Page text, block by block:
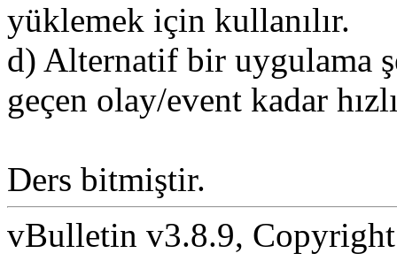
yüklemek için kullanılır.
d) Alternatif bir uygulama
geçen olay/event kadar
Ders bitmiştir.
vBulletin v3.8.9,